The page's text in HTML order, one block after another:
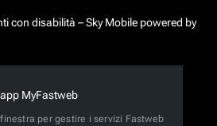
con disabilità – Sky Mobile powered by
MyFastweb
per gestire i servizi Fastweb